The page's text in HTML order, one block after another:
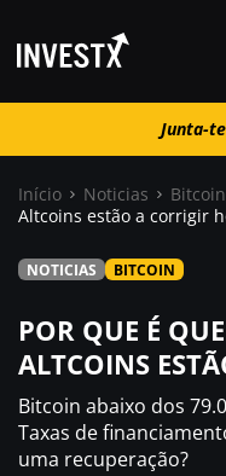
Junta-
Guias
Trading
Onde comprar ?
Junta-
Início Noticias Bitcoin
Altcoins estão a corrigir
NOTICIAS BITCOIN
POR QUE É
ALTCOINS
Bitcoin abaixo dos
Taxas de
uma recuperação?